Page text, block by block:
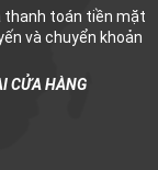
thanh toán tiền mặt
và chuyển khoản
CỬA HÀNG